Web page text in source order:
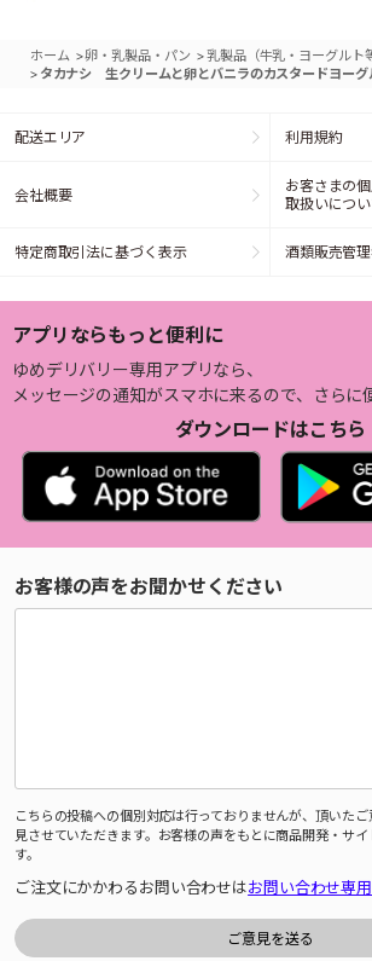
ホーム >卵・乳製品・パン >乳製品（牛乳・ヨーグルト
> タカナシ 生クリームと卵とバニラのカスタードヨー
配送エリア 利用規約
会社概要
お客さまの
取扱いにつ
特定商取引法に基づく表示 酒類販売管
アプリならもっと便利に
ゆめデリバリー専用アプリなら、
メッセージの通知がスマホに来るので、さらに
ダウンロードはこちら
お客様の声をお聞かせください
こちらの投稿への個別対応は行っておりませんが、頂いた
見させていただきます。お客様の声をもとに商品開発・サイ
す。
ご注文にかかわるお問い合わせはお問い合わせ専